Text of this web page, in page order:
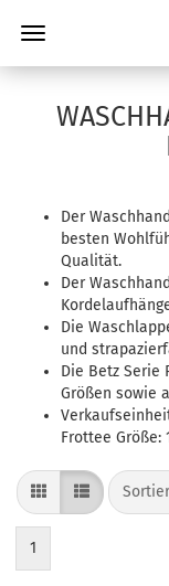
Der
besten
Qualität.
Der
Die
und
Die Betz Serie
Größen sowie
Frottee Größe:
1